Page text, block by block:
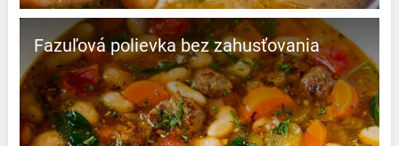
Fazuľová polievka bez zahusťovania